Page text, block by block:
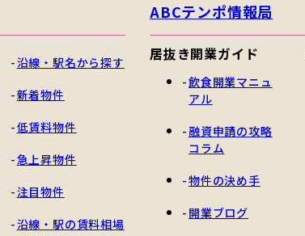
沿線・駅名から探す
新着物件
低賃料物件
急上昇物件
注目物件
沿線・駅の賃料相場
ABCテンポ情報局
居抜き開業ガイド
飲食開業マニュ
アル
融資申請の攻略
コラム
物件の決め手
開業ブログ